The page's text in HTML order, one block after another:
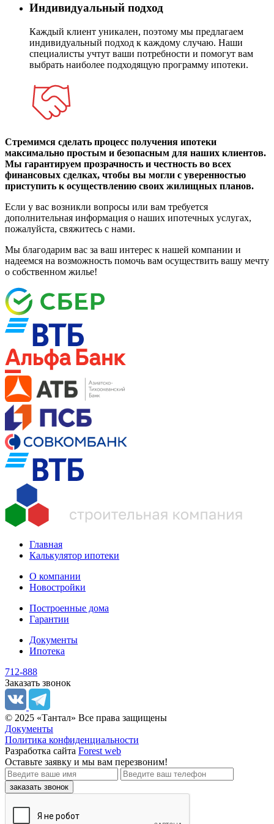
Индивидуальный подход
Каждый клиент уникален, поэтому мы предлагаем
индивидуальный подход к каждому случаю. Наши
специалисты учтут ваши потребности и помогут вам
выбрать наиболее подходящую программу ипотеки.
Стремимся сделать процесс получения ипотеки
максимально простым и безопасным для наших клиентов.
Мы гарантируем прозрачность и честность во всех
финансовых сделках, чтобы вы могли с уверенностью
приступить к осуществлению своих жилищных планов.
Если у вас возникли вопросы или вам требуется
дополнительная информация о наших ипотечных услугах,
пожалуйста, свяжитесь с нами.
Мы благодарим вас за ваш интерес к нашей компании и
надеемся на возможность помочь вам осуществить вашу мечту
о собственном жилье!
Главная
Калькулятор ипотеки
О компании
Новостройки
Построенные дома
Гарантии
Документы
Ипотека
712-888
Заказать звонок
© 2025 «Тантал» Все права защищены
Документы
Политика конфиденциальности
Разработка сайта Forest web
Оставьте заявку и мы вам перезвоним!
заказать звонок